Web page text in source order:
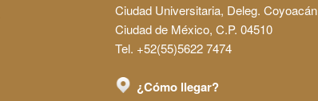
Ciudad Universitaria, Deleg. Coyoacán
Ciudad de México, C.P. 04510
Tel. +52(55)5622 7474
¿Cómo llegar?